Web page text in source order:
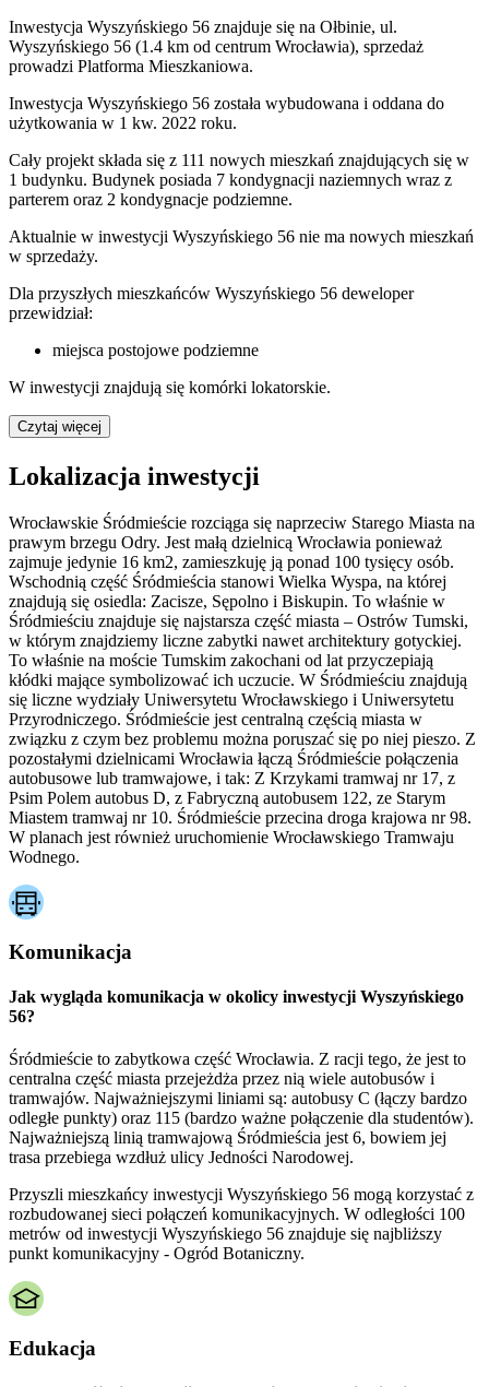
Inwestycja Wyszyńskiego 56 znajduje się na Ołbinie, ul.
Wyszyńskiego 56 (1.4 km od centrum Wrocławia), sprzedaż
prowadzi Platforma Mieszkaniowa.
Inwestycja Wyszyńskiego 56 została wybudowana i oddana do
użytkowania w 1 kw. 2022 roku.
Cały projekt składa się z 111 nowych mieszkań znajdujących się w
1 budynku. Budynek posiada 7 kondygnacji naziemnych wraz z
parterem oraz 2 kondygnacje podziemne.
Aktualnie w inwestycji Wyszyńskiego 56 nie ma nowych mieszkań
w sprzedaży.
Dla przyszłych mieszkańców Wyszyńskiego 56 deweloper
przewidział:
miejsca postojowe podziemne
W inwestycji znajdują się komórki lokatorskie.
Czytaj więcej
Lokalizacja inwestycji
Wrocławskie Śródmieście rozciąga się naprzeciw Starego Miasta na
prawym brzegu Odry. Jest małą dzielnicą Wrocławia ponieważ
zajmuje jedynie 16 km2, zamieszkuję ją ponad 100 tysięcy osób.
Wschodnią część Śródmieścia stanowi Wielka Wyspa, na której
znajdują się osiedla: Zacisze, Sępolno i Biskupin. To właśnie w
Śródmieściu znajduje się najstarsza część miasta – Ostrów Tumski,
w którym znajdziemy liczne zabytki nawet architektury gotyckiej.
To właśnie na moście Tumskim zakochani od lat przyczepiają
kłódki mające symbolizować ich uczucie. W Śródmieściu znajdują
się liczne wydziały Uniwersytetu Wrocławskiego i Uniwersytetu
Przyrodniczego. Śródmieście jest centralną częścią miasta w
związku z czym bez problemu można poruszać się po niej pieszo. Z
pozostałymi dzielnicami Wrocławia łączą Śródmieście połączenia
autobusowe lub tramwajowe, i tak: Z Krzykami tramwaj nr 17, z
Psim Polem autobus D, z Fabryczną autobusem 122, ze Starym
Miastem tramwaj nr 10. Śródmieście przecina droga krajowa nr 98.
W planach jest również uruchomienie Wrocławskiego Tramwaju
Wodnego.
Komunikacja
Jak wygląda komunikacja w okolicy inwestycji Wyszyńskiego
56?
Śródmieście to zabytkowa część Wrocławia. Z racji tego, że jest to
centralna część miasta przejeżdża przez nią wiele autobusów i
tramwajów. Najważniejszymi liniami są: autobusy C (łączy bardzo
odległe punkty) oraz 115 (bardzo ważne połączenie dla studentów).
Najważniejszą linią tramwajową Śródmieścia jest 6, bowiem jej
trasa przebiega wzdłuż ulicy Jedności Narodowej.
Przyszli mieszkańcy inwestycji Wyszyńskiego 56 mogą korzystać z
rozbudowanej sieci połączeń komunikacyjnych. W odległości 100
metrów od inwestycji Wyszyńskiego 56 znajduje się najbliższy
punkt komunikacyjny - Ogród Botaniczny.
Edukacja